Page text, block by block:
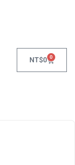
NT$0 0